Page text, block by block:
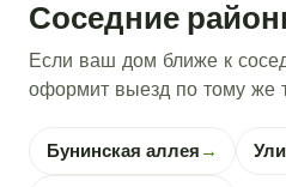
Соседние
Если ваш дом ближе к
оформит выезд по тому же
Бунинская аллея →